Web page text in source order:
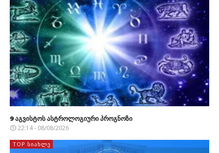
9 აგვისტოს ასტროლოგიური პროგნოზი
22:14 - 08/08/2026
TOP ᲡᲘᲐᲮᲚᲔ